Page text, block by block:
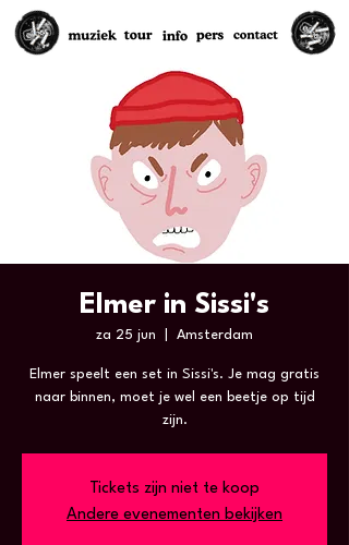
Elmer in Sissi's
za 25 jun Amsterdam
Elmer speelt een set in Sissi's. Je mag gratis
naar binnen, moet je wel een beetje op tijd
zijn.
Tickets zijn niet te koop
Andere evenementen bekijken